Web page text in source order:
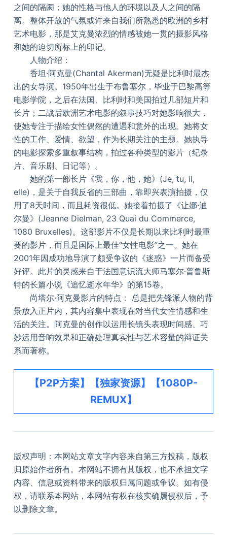
之间的隔阂；她的性格与他人的环境以及人之间的隔
离。整体开放的气氛或许来自我们所熟悉的欧洲的乡村
艺术电影，那是艾克曼浓烈的情感被她一贯的摄影风格
和她的迫切所标上的印记。
人物介绍：
香坦·阿克曼(Chantal Akerman)无疑是比利时最杰
出的女导演。1950年出生于布鲁塞尔，毕业于巴黎高等
电影学院，之后在法国、比利时和美国拍过几部短片和
长片；二战后欧洲艺术电影的叙事技巧对她影响很大，
使她专注于描绘女性偶然的遭遇和意外的出现。她将女
性的工作、爱情、欲望，作为长期关注的主题。她执导
的电影探索多重叙事结构，拍过各种类型的影片（纪录
片、音乐剧、日记等）。
她的第一部长片《我，你，他，她》(Je, tu, il,
elle)，是关于自我反省的三部曲，靠即兴表演拍摄，仅
用了8天时间，而且耗资很低。她接着拍摄了《让娜·迪
尔曼》(Jeanne Dielman, 23 Quai du Commerce,
1080 Bruxelles)。这部影片不仅是长期以来比利时最重
要的影片，而且是国际上最佳“女性电影”之一。她在
2001年因成功地导演了颇受争议的《迷惑》一片而备受
好评。此片的灵感来自于法国意识流大师马塞尔·普鲁斯
特的长篇小说《追忆逝水年华》的第15卷。
尚塔尔·阿克曼影片的特点： 总是把先锋派人物的背
景放入正片内，其内容集中表现在对当代女性情感和生
活的关注。阿克曼的创作以运用长镜头表现时间感、巧
妙运用音响效果和正确处理真实性与艺术容量的辩证关
系而著称。
【P2P方案】【独家资源】【1080P-
REMUX】
版权声明：本网站文章文字内容来自第三方投稿，版权
归原始作者所有。本网站不拥有其版权，也不承担文字
内容、信息或资料带来的版权归属问题或争议。如有侵
权，请联系本网站，本网站有权在核实确属侵权后，予
以删除文章。